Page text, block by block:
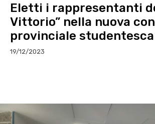
Eletti i rappresentanti
Vittorio” nella nuova
provinciale studentesca
19/12/2023